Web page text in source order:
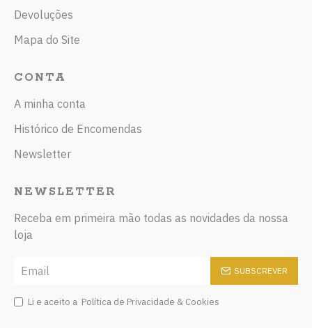
Devoluções
Mapa do Site
CONTA
A minha conta
Histórico de Encomendas
Newsletter
NEWSLETTER
Receba em primeira mão todas as novidades da nossa
loja
SUBSCREVER
Li e aceito a Política de Privacidade & Cookies